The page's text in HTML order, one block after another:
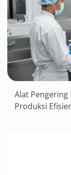
Alat
Produksi